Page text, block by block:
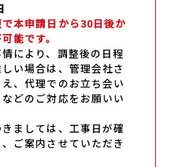
本申請日から30日後か
能です。
により、調整後の日程
い場合は、管理会社さ
、代理でのお立ち会い
どのご対応をお願いい
ましては、工事日が確
ご案内させていただき